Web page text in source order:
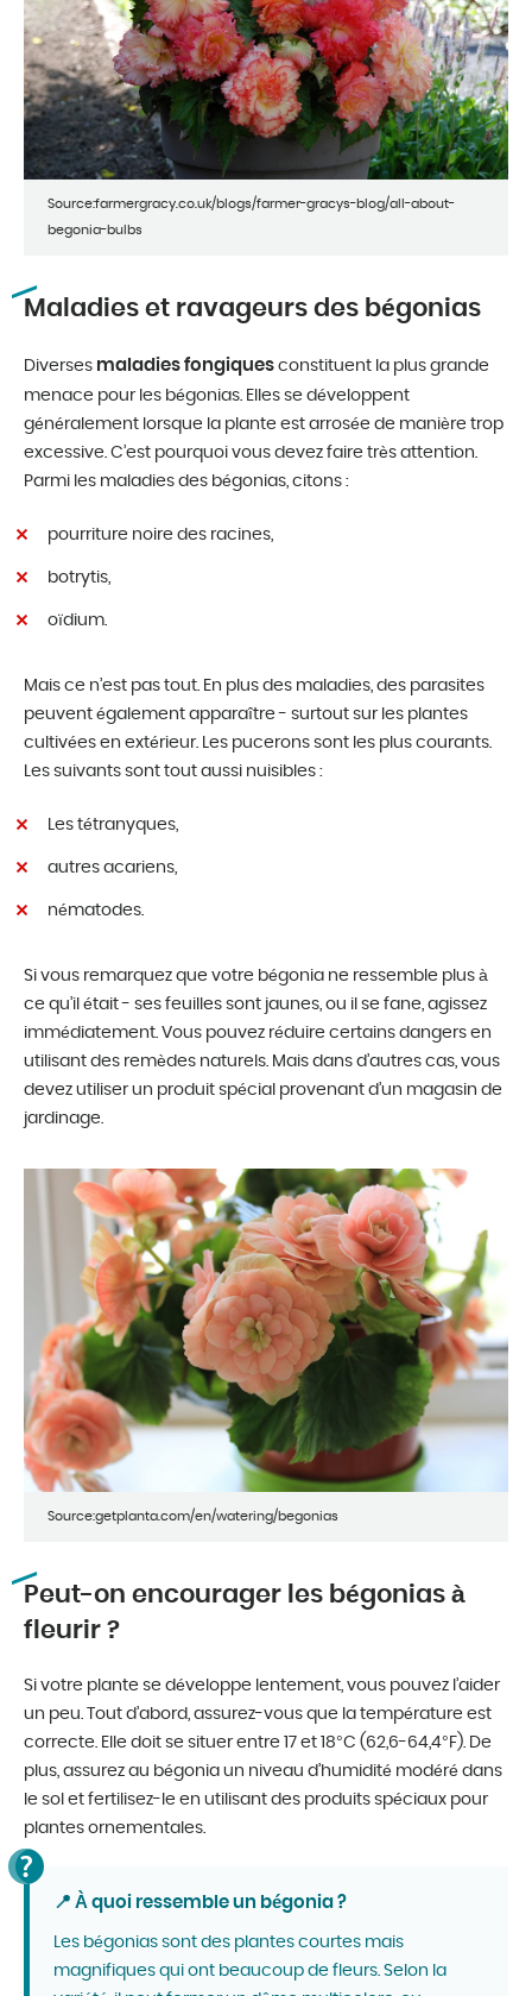
Source:farmergracy.co.uk/blogs/farmer-gracys-blog/all-about-
begonia-bulbs
Maladies et ravageurs des bégonias
Diverses maladies fongiques constituent la plus grande
menace pour les bégonias. Elles se développent
généralement lorsque la plante est arrosée de manière trop
excessive. C’est pourquoi vous devez faire très attention.
Parmi les maladies des bégonias, citons :
pourriture noire des racines,
botrytis,
oïdium.
Mais ce n’est pas tout. En plus des maladies, des parasites
peuvent également apparaître - surtout sur les plantes
cultivées en extérieur. Les pucerons sont les plus courants.
Les suivants sont tout aussi nuisibles :
Les tétranyques,
autres acariens,
nématodes.
Si vous remarquez que votre bégonia ne ressemble plus à
ce qu’il était - ses feuilles sont jaunes, ou il se fane, agissez
immédiatement. Vous pouvez réduire certains dangers en
utilisant des remèdes naturels. Mais dans d’autres cas, vous
devez utiliser un produit spécial provenant d’un magasin de
jardinage.
Source:getplanta.com/en/watering/begonias
Peut-on encourager les bégonias à
fleurir ?
Si votre plante se développe lentement, vous pouvez l’aider
un peu. Tout d’abord, assurez-vous que la température est
correcte. Elle doit se situer entre 17 et 18°C (62,6-64,4°F). De
plus, assurez au bégonia un niveau d’humidité modéré dans
le sol et fertilisez-le en utilisant des produits spéciaux pour
plantes ornementales.
📍 À quoi ressemble un bégonia ?
Les bégonias sont des plantes courtes mais
magnifiques qui ont beaucoup de fleurs. Selon la